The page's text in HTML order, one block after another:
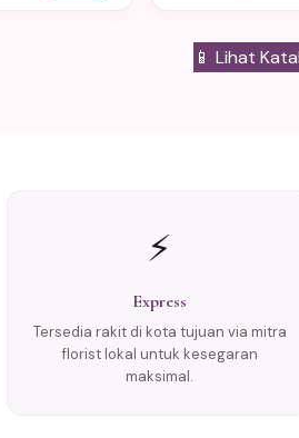
📱 Lihat
⚡
Express
Tersedia rakit di kota tujuan via mitra
florist lokal untuk kesegaran
maksimal.